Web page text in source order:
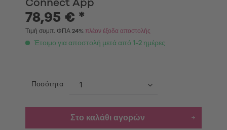
Connect App
78,95 € *
Τιμή συμπ. ΦΠΑ 24% πλέον έξοδα αποστολής
Έτοιμο για αποστολή μετά από 1-2 ημέρες
Ποσότητα
Στο καλάθι αγορών